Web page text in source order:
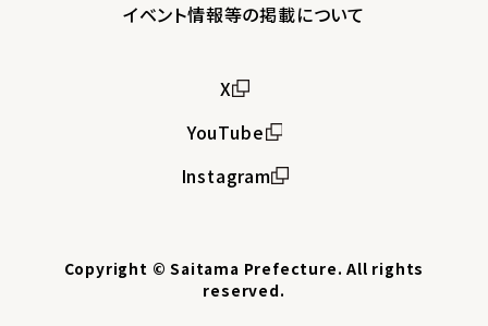
イベント情報等の掲載について
X
YouTube
Instagram
Copyright © Saitama Prefecture. All rights
reserved.